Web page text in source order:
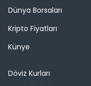
Dünya Borsaları
Kripto Fiyatları
Künye
Döviz Kurları